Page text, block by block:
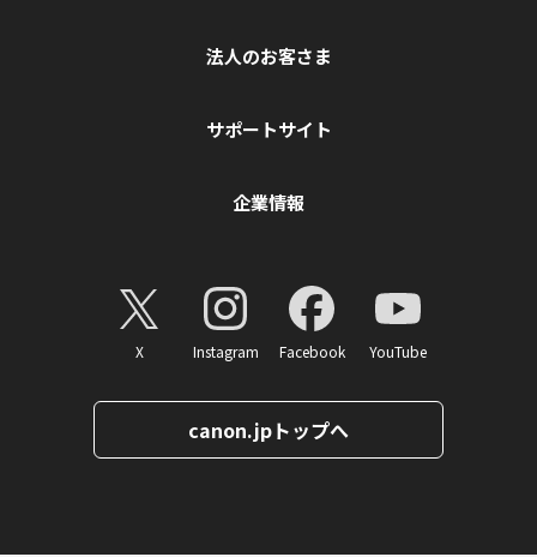
法人のお客さま
サポートサイト
企業情報
X Instagram Facebook YouTube
canon.jpトップへ